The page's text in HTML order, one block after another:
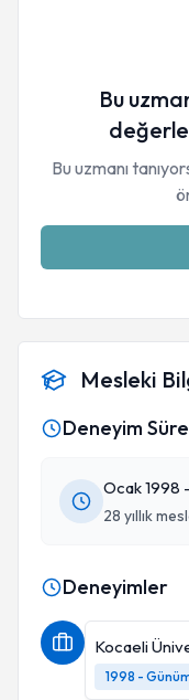
Bu
Bu uzmanı
Mesleki
Deneyim
Ocak 1998
28 yıllık
Deneyimler
Kocaeli
1998 -